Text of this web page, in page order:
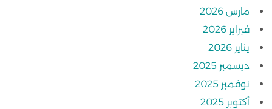
مارس 2026
فبراير 2026
يناير 2026
ديسمبر 2025
نوفمبر 2025
أكتوبر 2025